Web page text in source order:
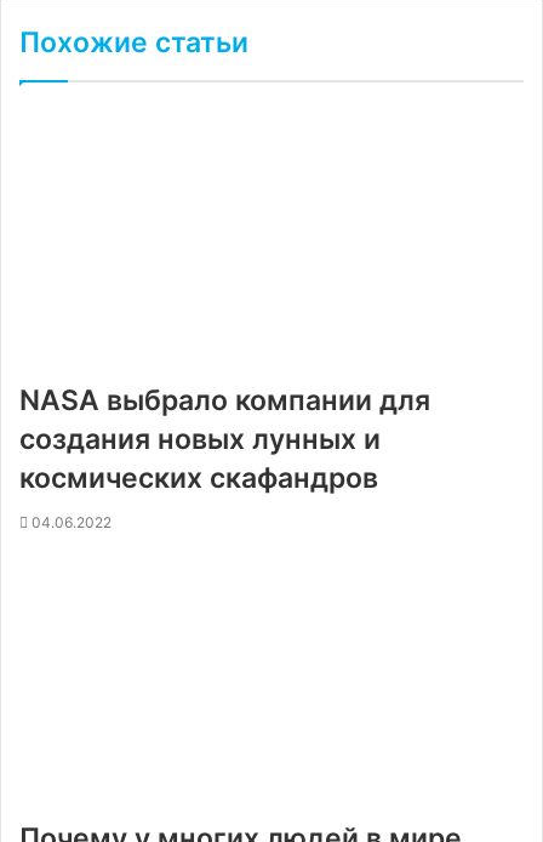
Похожие статьи
NASA выбрало компании для
создания новых лунных и
космических скафандров
04.06.2022